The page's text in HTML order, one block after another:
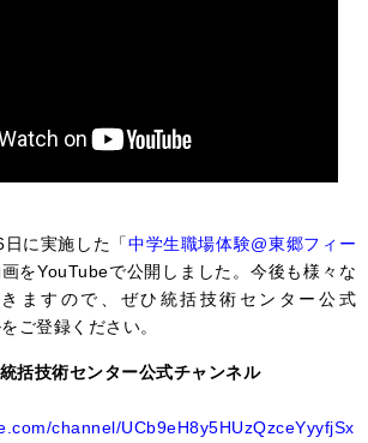
に実施した「中学生職場体験@東郷フィー
をYouTubeで公開しました。今後も様々な
ますので、ぜひ統括技術センター公式
ご登録ください。
括技術センター公式チャンネル
channel/UCb9eH8y5HUzQzceYyyfjSx